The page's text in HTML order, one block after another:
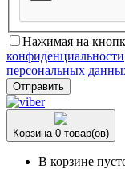
Нажимая на
конфиденциальности
персональных
Отправить
Корзина 0 товар(ов)
В корзине